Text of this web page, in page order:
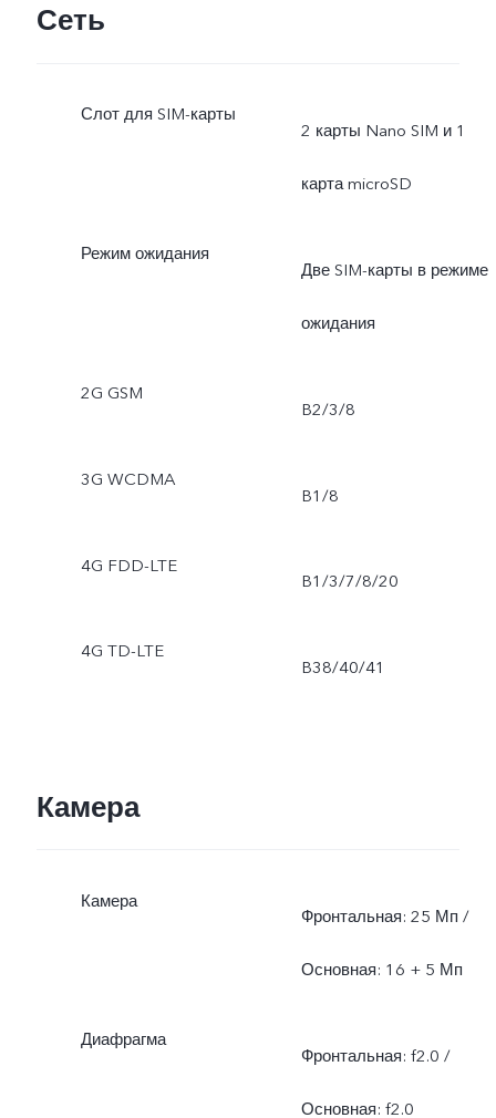
Сеть
Слот для SIM-карты
2 карты Nano SIM и 1
карта microSD
Режим ожидания
Две SIM-карты в режиме
ожидания
2G GSM
B2/3/8
3G WCDMA
B1/8
4G FDD-LTE
B1/3/7/8/20
4G TD-LTE
B38/40/41
Камера
Камера
Фронтальная: 25 Мп /
Основная: 16 + 5 Мп
Диафрагма
Фронтальная: f2.0 /
Основная: f2.0